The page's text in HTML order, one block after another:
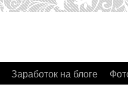
Заработок на блоге